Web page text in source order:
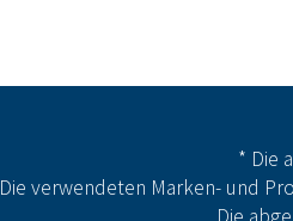
* Die
Die verwendeten Marken- und